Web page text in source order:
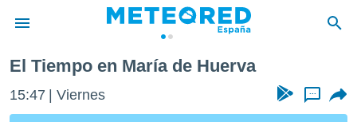
de
El Tiempo en María de Huerva
15:47 Viernes ...